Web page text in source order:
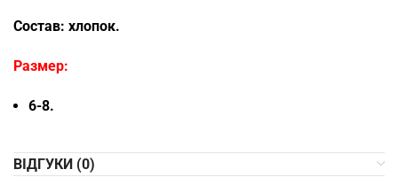
Состав: хлопок.
Размер:
6-8.
ВІДГУКИ (0)